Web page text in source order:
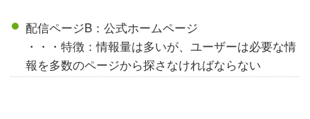
配信ページB：公式ホームページ
・・・特徴：情報量は多いが、ユーザーは必要な情
報を多数のページから探さなければならない